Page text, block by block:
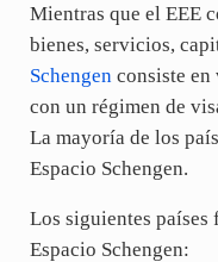
Mientras que el EEE
bienes, servicios,
Schengen consiste
con un régimen de
La mayoría de los
Espacio Schengen.
Los siguientes países
Espacio Schengen: